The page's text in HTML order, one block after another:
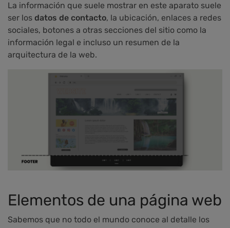
La información que suele mostrar en este aparato suele
ser los datos de contacto, la ubicación, enlaces a redes
sociales, botones a otras secciones del sitio como la
información legal e incluso un resumen de la
arquitectura de la web.
Elementos de una página web
Sabemos que no todo el mundo conoce al detalle los